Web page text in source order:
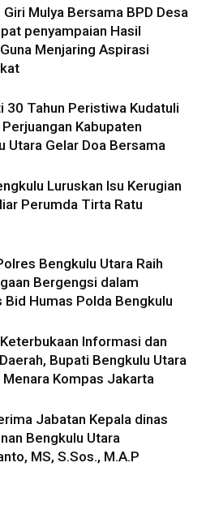
Mulya Bersama BPD Desa
penyampaian Hasil
Menjaring Aspirasi
30 Tahun Peristiwa Kudatuli
Perjuangan Kabupaten
Utara Gelar Doa Bersama
Luruskan Isu Kerugian
Perumda Tirta Ratu
Bengkulu Utara Raih
Bergengsi dalam
Bid Humas Polda Bengkulu
Informasi dan
Bupati Bengkulu Utara
Menara Kompas Jakarta
Jabatan Kepala dinas
Bengkulu Utara
MS, S.Sos., M.A.P